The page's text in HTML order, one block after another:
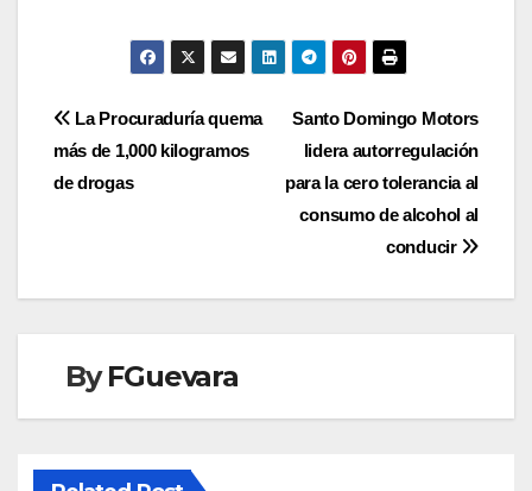
Navegación
de
Santo Domingo Motors
lidera autorregulación
para la cero tolerancia al
consumo de alcohol al
conducir
La Procuraduría quema
más de 1,000 kilogramos
de drogas
ByFGuevara